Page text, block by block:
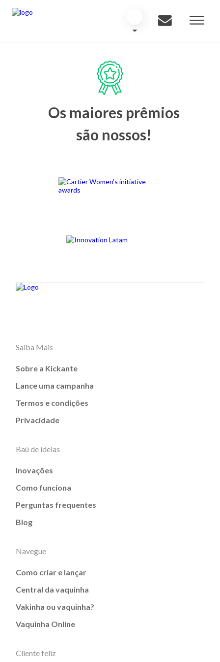
Os maiores prêmios
são nossos!
Saiba Mais
Sobre a Kickante
Lance uma campanha
Termos e condições
Privacidade
Baú de ideias
Inovações
Como funciona
Perguntas frequentes
Blog
Navegue
Como criar e lançar
Central da vaquinha
Vakinha ou vaquinha?
Vaquinha Online
Cliente feliz